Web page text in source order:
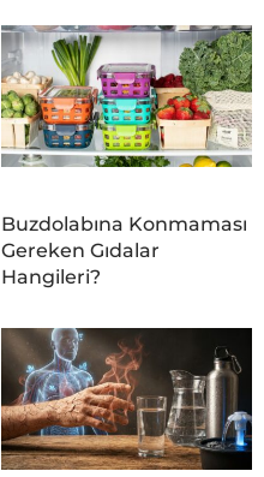
Buzdolabına Konmaması
Gereken Gıdalar
Hangileri?